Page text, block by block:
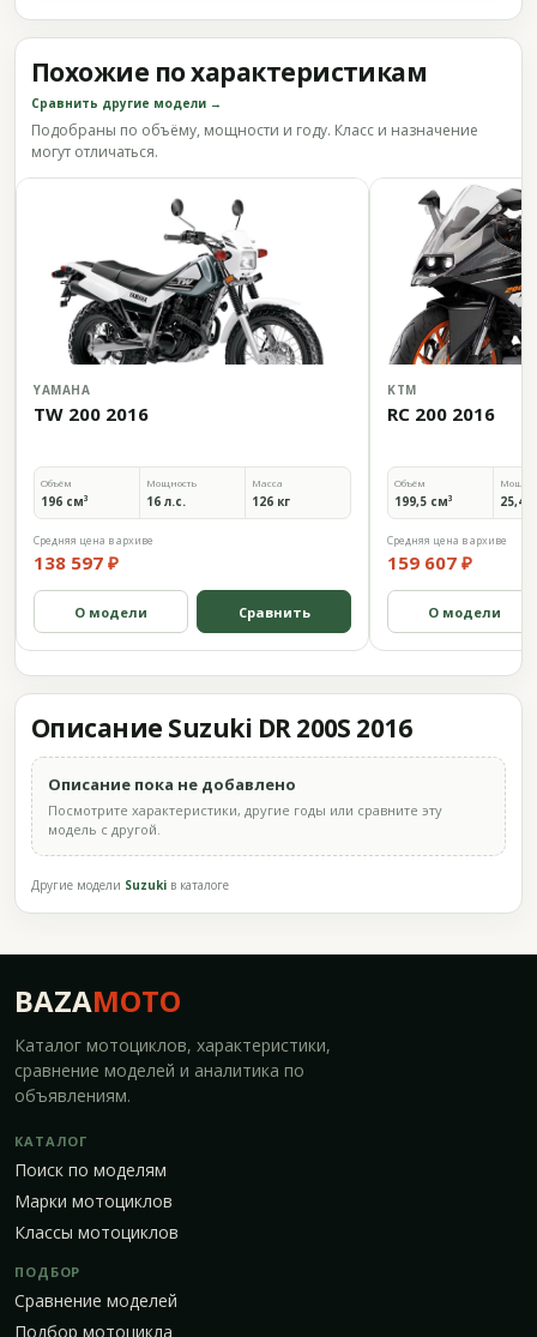
Похожие по характеристикам
Сравнить другие модели →
Подобраны по объёму, мощности и году. Класс и назначение
могут отличаться.
YAMAHA
TW 200 2016
Объём
196 см³
Мощность
16 л.с.
Масса
126 кг
Средняя цена в архиве
138 597 ₽
О модели Сравнить
KTM
RC 200 2016
Объём
199,5 см³ 25,4
Средняя цена в архиве
159 607 ₽
О модели
Описание Suzuki DR 200S 2016
Описание пока не добавлено
Посмотрите характеристики, другие годы или сравните эту
модель с другой.
Другие модели Suzuki в каталоге
BAZAMOTO
Каталог мотоциклов, характеристики,
сравнение моделей и аналитика по
объявлениям.
КАТАЛОГ
Поиск по моделям
Марки мотоциклов
Классы мотоциклов
ПОДБОР
Сравнение моделей
Подбор мотоцикла